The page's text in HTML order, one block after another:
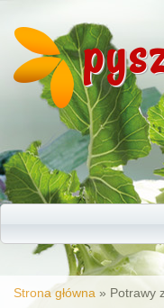
Jesteś tutaj
Strona główna » Potrawy